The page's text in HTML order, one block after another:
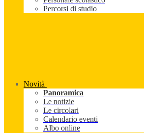
Percorsi di studio
Novità
Panoramica
Le notizie
Le circolari
Calendario eventi
Albo online